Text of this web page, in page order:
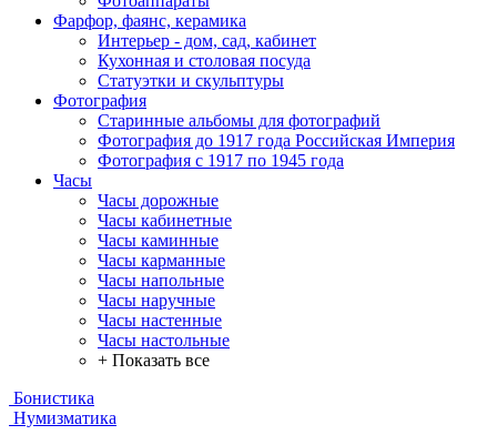
Фарфор, фаянс, керамика
Интерьер - дом, сад, кабинет
Кухонная и столовая посуда
Статуэтки и скульптуры
Фотография
Старинные альбомы для фотографий
Фотография до 1917 года Российская Империя
Фотография с 1917 по 1945 года
Часы
Часы дорожные
Часы кабинетные
Часы каминные
Часы карманные
Часы напольные
Часы наручные
Часы настенные
Часы настольные
+ Показать все
Бонистика
Нумизматика